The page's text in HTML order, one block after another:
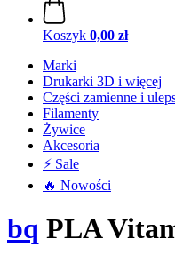
Koszyk 0,00 zł
Marki
Drukarki 3D i więcej
Części zamienne i
Filamenty
Żywice
Akcesoria
⚡ Sale
🔥 Nowości
bq PLA